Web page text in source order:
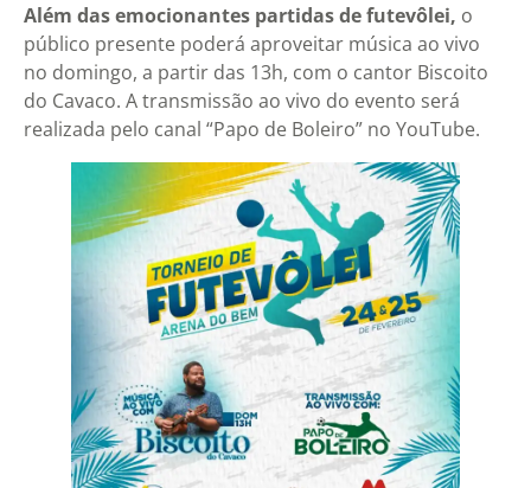
Além das emocionantes partidas de futevôlei, o
público presente poderá aproveitar música ao vivo
no domingo, a partir das 13h, com o cantor Biscoito
do Cavaco. A transmissão ao vivo do evento será
realizada pelo canal “Papo de Boleiro” no YouTube.